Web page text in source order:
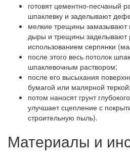
готовят цементно-песчаный
шпаклевку и заделывают
мелкие трещины замазывают
дыры и трещины заделывают
использованием серпянки
после этого весь потолок
шпаклевочным раствором;
после его высыхания
бумагой или малярной теркой;
потом наносят грунт
улучшает сцепление с
строительную пыль).
Материалы и